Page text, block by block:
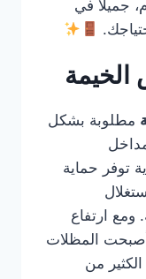
جميلًا في
مطلوبة بشكل
توفر حماية
ومع ارتفاع
المظلات
من